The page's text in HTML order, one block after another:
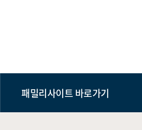
패밀리사이트 바로가기